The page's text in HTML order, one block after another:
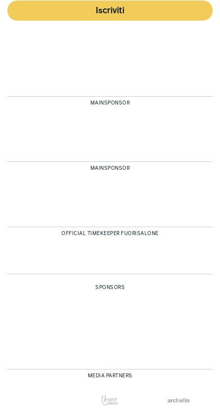
Iscriviti
MAINSPONSOR
MAINSPONSOR
OFFICIAL TIMEKEEPER FUORISALONE
SPONSORS
MEDIA PARTNERS